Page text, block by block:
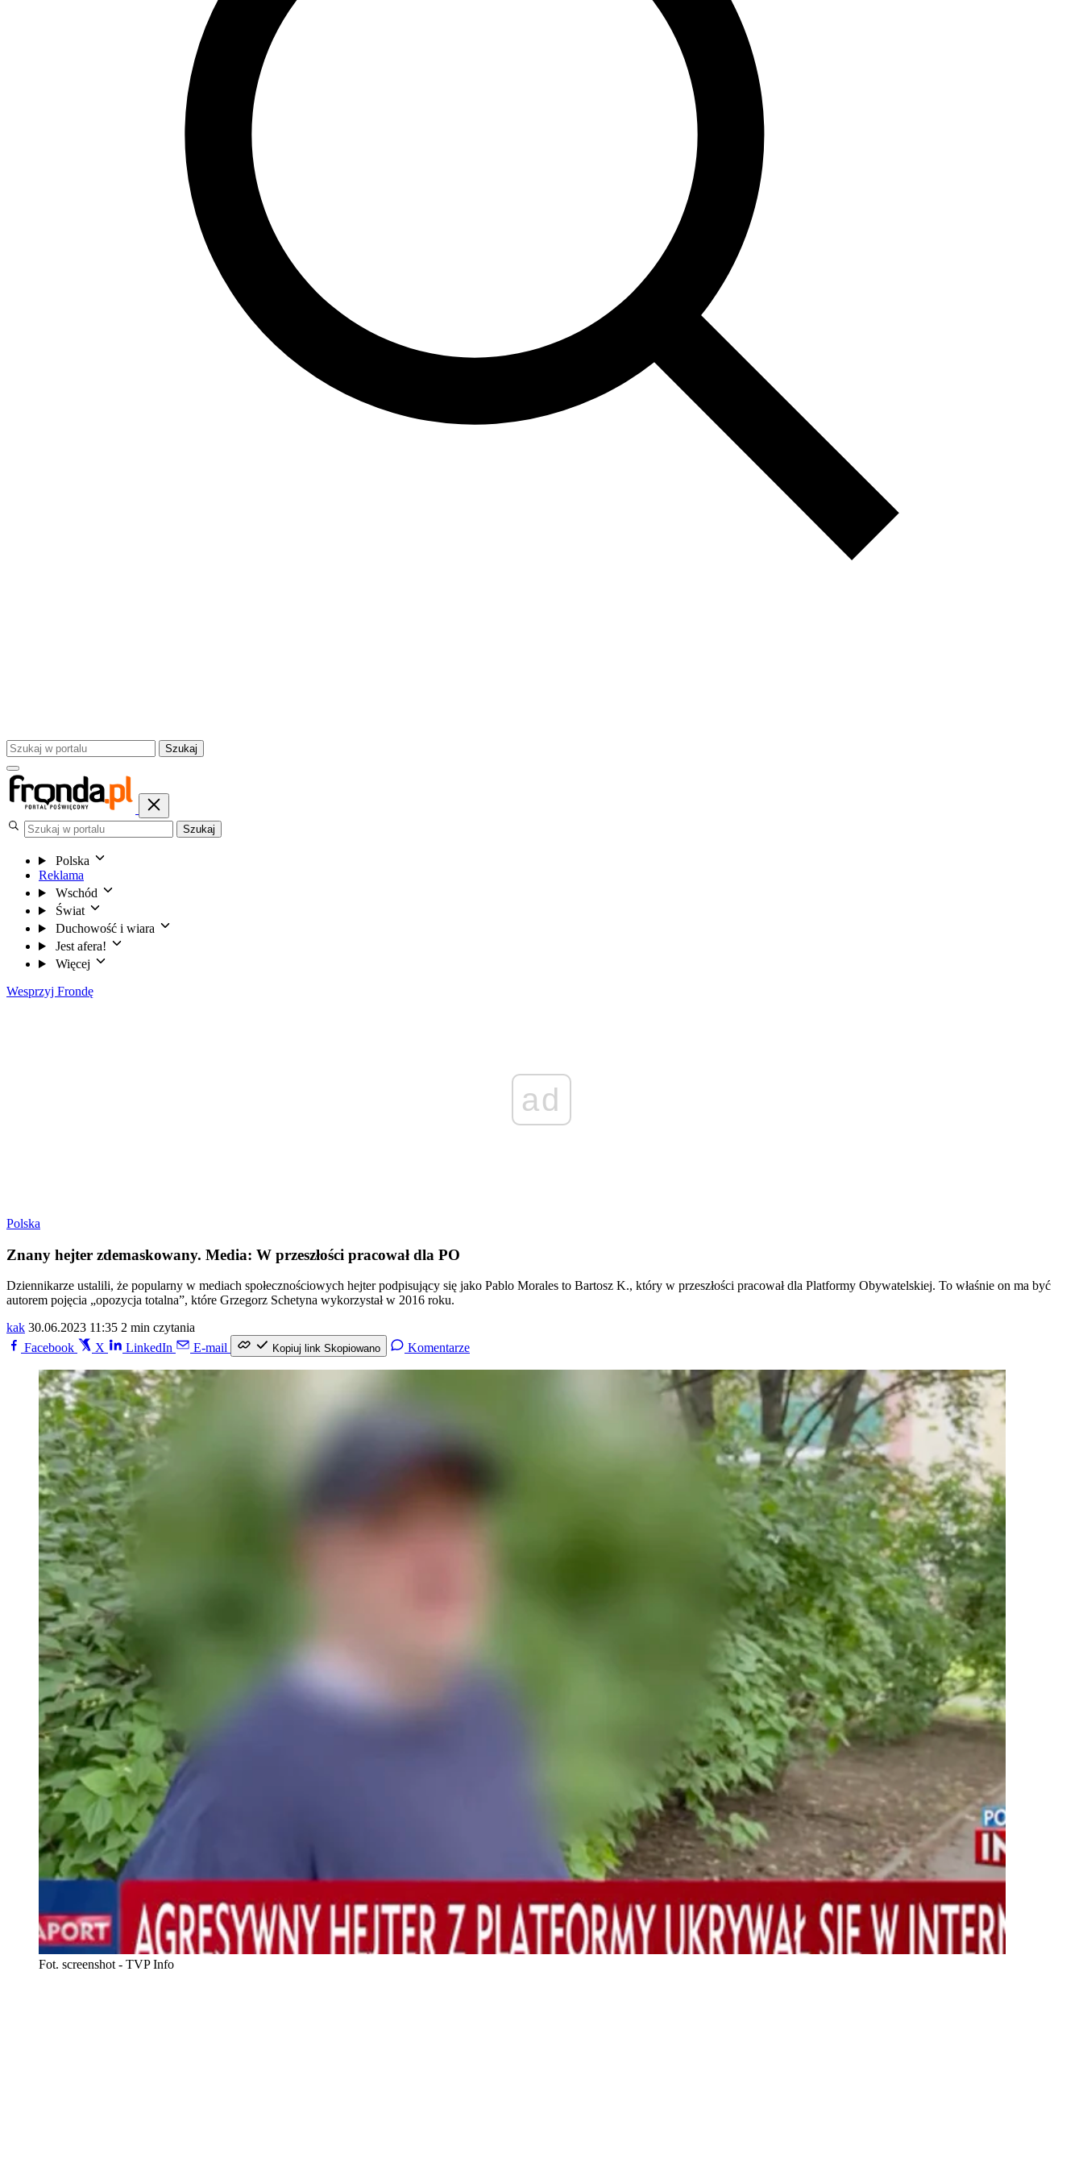
Szukaj
Szukaj
Polska
Reklama
Wschód
Świat
Duchowość i wiara
Jest afera!
Więcej
Wesprzyj Frondę
ad
Polska
Znany hejter zdemaskowany. Media: W przeszłości pracował dla PO
Dziennikarze ustalili, że popularny w mediach społecznościowych hejter podpisujący się jako Pablo Morales to Bartosz K., który w przeszłości pracował dla Platformy Obywatelskiej. To właśnie on ma być
autorem pojęcia „opozycja totalna”, które Grzegorz Schetyna wykorzystał w 2016 roku.
kak 30.06.2023 11:35 2 min czytania
Facebook
X LinkedIn E-mail Kopiuj link Skopiowano Komentarze
Fot. screenshot - TVP Info